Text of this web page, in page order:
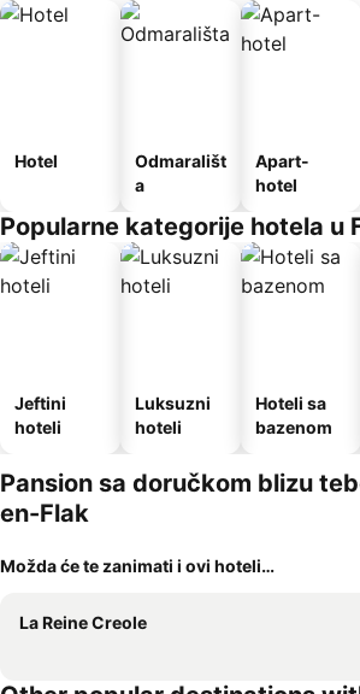
Hotel
Odmarališt
a
Apart-
hotel
Popularne kategorije hotela u
Jeftini
hoteli
Luksuzni
hoteli
Hoteli sa
bazenom
Pansion sa doručkom blizu
en-Flak
Možda će te zanimati i ovi hoteli…
La Reine Creole